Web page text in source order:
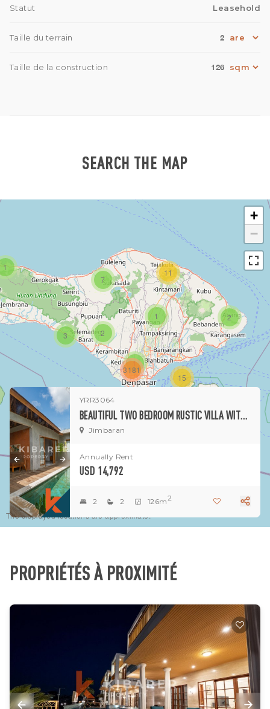
Statut Leasehold
Taille du terrain 2
Taille de la construction 126
SEARCH THE MAP
1
1
1
3
7
2
15
11
3181
2
+
−
The displayed locations are approximate.
YRR3064
BEAUTIFUL TWO BEDROOM RUSTIC VILLA WITH TROPICAL GARDEN SET IN JIMBARAN (AVAILABLE MIDDLE MAY 2026)
Jimbaran
Annually Rent
USD 14,792
2 2 126m2
PROPRIÉTÉS À PROXIMITÉ